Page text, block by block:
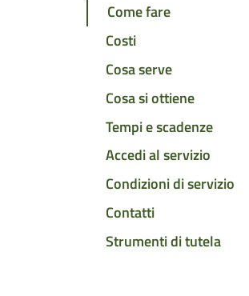
Come fare
Costi
Cosa serve
Cosa si ottiene
Tempi e scadenze
Accedi al servizio
Condizioni di servizio
Contatti
Strumenti di tutela